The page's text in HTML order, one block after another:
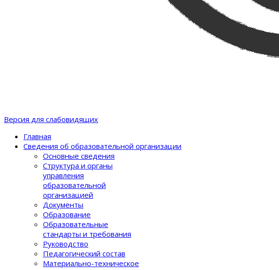
Версия для слабовидящих
Главная
Сведения об образовательной организации
Основные сведения
Структура и органы
управления
образовательной
организацией
Документы
Образование
Образовательные
стандарты и требования
Руководство
Педагогический состав
Материально-техническое